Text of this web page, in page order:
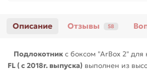
Описание Отзывы 58
Подлокотник с боксом "ArBox 2" для
FL ( с 2018г. выпуска) выполнен из